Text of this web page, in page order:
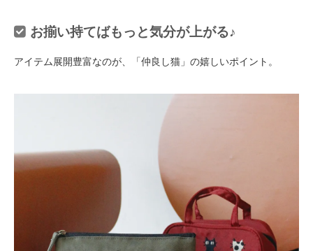
お揃い持てばもっと気分が上がる♪
アイテム展開豊富なのが、「仲良し猫」の嬉しいポイント。